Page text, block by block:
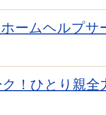
ームヘルプサ
！ひとり親